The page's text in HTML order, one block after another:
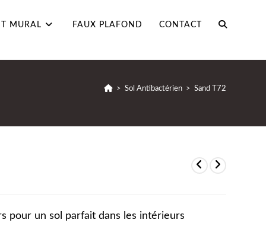
MURAL FAUX PLAFOND CONTACT
> Sol Antibactérien > Sand T72
pour un sol parfait dans les intérieurs